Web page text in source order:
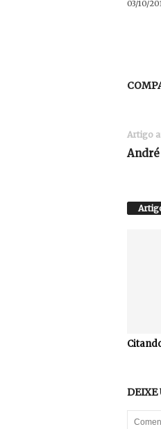
03/10/
Artigo
DEIXE